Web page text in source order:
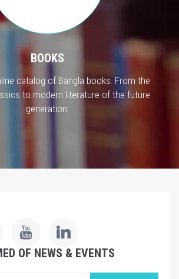
BOOKS
catalog of Bangla books. From the
to modern literature of the future
generation.
OF NEWS & EVENTS